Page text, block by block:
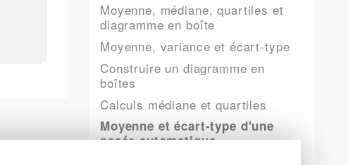
Moyenne, médiane, quartiles et
diagramme en boîte
Moyenne, variance et écart-type
Construire un diagramme en
boîtes
Calculs médiane et quartiles
Moyenne et écart-type d'une
pesée automatique